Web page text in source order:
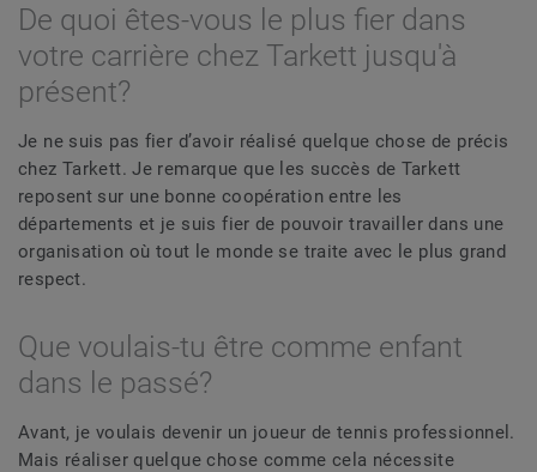
De quoi êtes-vous le plus fier dans
votre carrière chez Tarkett jusqu'à
présent?
Je ne suis pas fier d’avoir réalisé quelque chose de précis
chez Tarkett. Je remarque que les succès de Tarkett
reposent sur une bonne coopération entre les
départements et je suis fier de pouvoir travailler dans une
organisation où tout le monde se traite avec le plus grand
respect.
Que voulais-tu être comme enfant
dans le passé?
Avant, je voulais devenir un joueur de tennis professionnel.
Mais réaliser quelque chose comme cela nécessite